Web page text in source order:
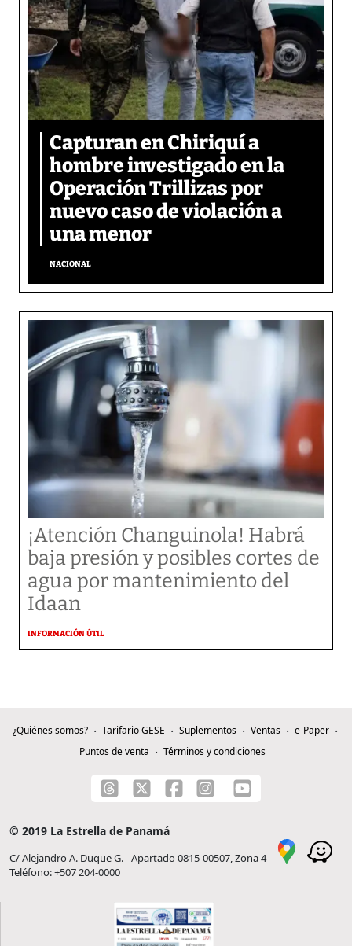
Capturan en Chiriquí a
hombre investigado en la
Operación Trillizas por
nuevo caso de violación a
una menor
NACIONAL
¡Atención Changuinola! Habrá
baja presión y posibles cortes de
agua por mantenimiento del
Idaan
INFORMACIÓN ÚTIL
¿Quiénes somos? Tarifario GESE Suplementos Ventas
e-Paper
Puntos de venta
Términos y condiciones
© 2019 La Estrella de Panamá
C/ Alejandro A. Duque G. - Apartado 0815-00507, Zona 4
Teléfono: +507 204-0000